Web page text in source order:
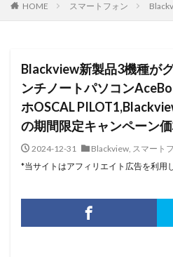
HOME スマートフォン
Blackview新製品3機種が
ンチノートパソコン
ホOSCAL
の期間限定キャンペーン価
2024-12-31 Blackview, スマート
*当サイトはアフィリエイト広告を利用